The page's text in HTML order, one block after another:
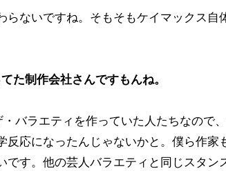
ないですね。そもそもケイマックス自
制作会社さんですもんね。
バラエティを作っていた人たちなので
反応になったんじゃないかと。僕ら作家
す。他の芸人バラエティと同じスタン